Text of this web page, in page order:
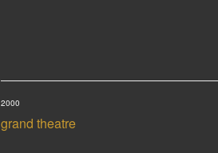
grand theatre
2000